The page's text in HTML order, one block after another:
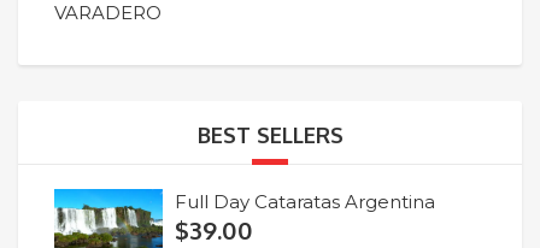
VARADERO
BEST SELLERS
Full Day Cataratas Argentina
$39.00